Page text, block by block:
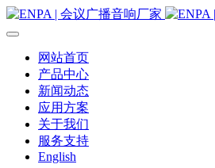
网站首页
产品中心
新闻动态
应用方案
关于我们
服务支持
English